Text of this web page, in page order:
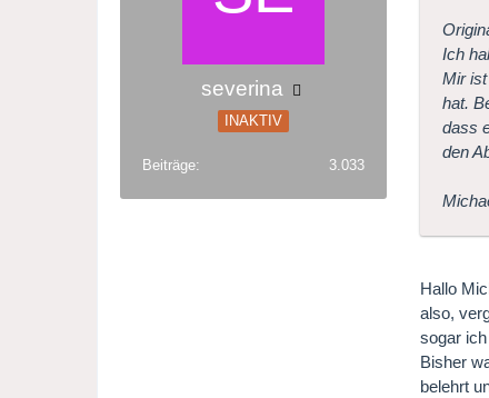
severina
INAKTIV
Beiträge 3.033
Ich
Mir
hat.
dass
den
Hallo
also,
sogar
Bisher
belehrt